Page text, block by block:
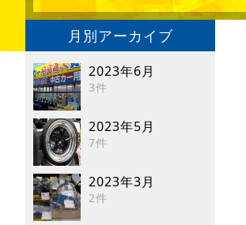
月別アーカイブ
2023年6月
3件
2023年5月
7件
2023年3月
2件